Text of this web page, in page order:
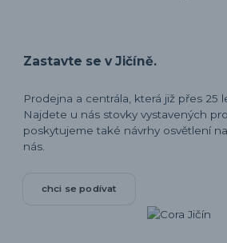
Zastavte se v Jičíně.
Prodejna a centrála, která již přes 25
Najdete u nás stovky vystavených
poskytujeme také návrhy osvětlení
nás.
chci se podívat